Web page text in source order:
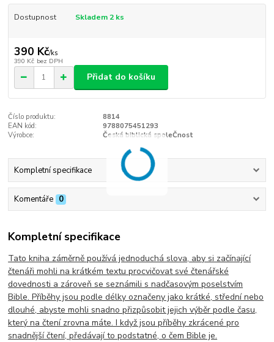
Dostupnost Skladem 2 ks
390 Kč/ks
390 Kč bez DPH
Přidat do košíku
Číslo produktu:
8814
EAN kód:
9788075451293
Výrobce:
Česká biblická spoleČnost
Kompletní specifikace
Komentáře 0
Kompletní specifikace
Tato kniha záměrně používá jednoduchá slova, aby si začínající
čtenáři mohli na krátkém textu procvičovat své čtenářské
dovednosti a zároveň se seznámili s nadčasovým poselstvím
Bible. Příběhy jsou podle délky označeny jako krátké, střední nebo
dlouhé, abyste mohli snadno přizpůsobit jejich výběr podle času,
který na čtení zrovna máte. I když jsou příběhy zkrácené pro
snadnější čtení, předávají to podstatné, o čem Bible je.